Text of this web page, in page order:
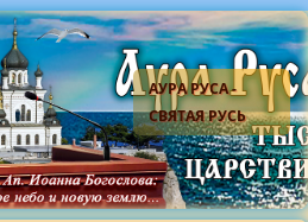
АУРА РУСА -
СВЯТАЯ РУСЬ